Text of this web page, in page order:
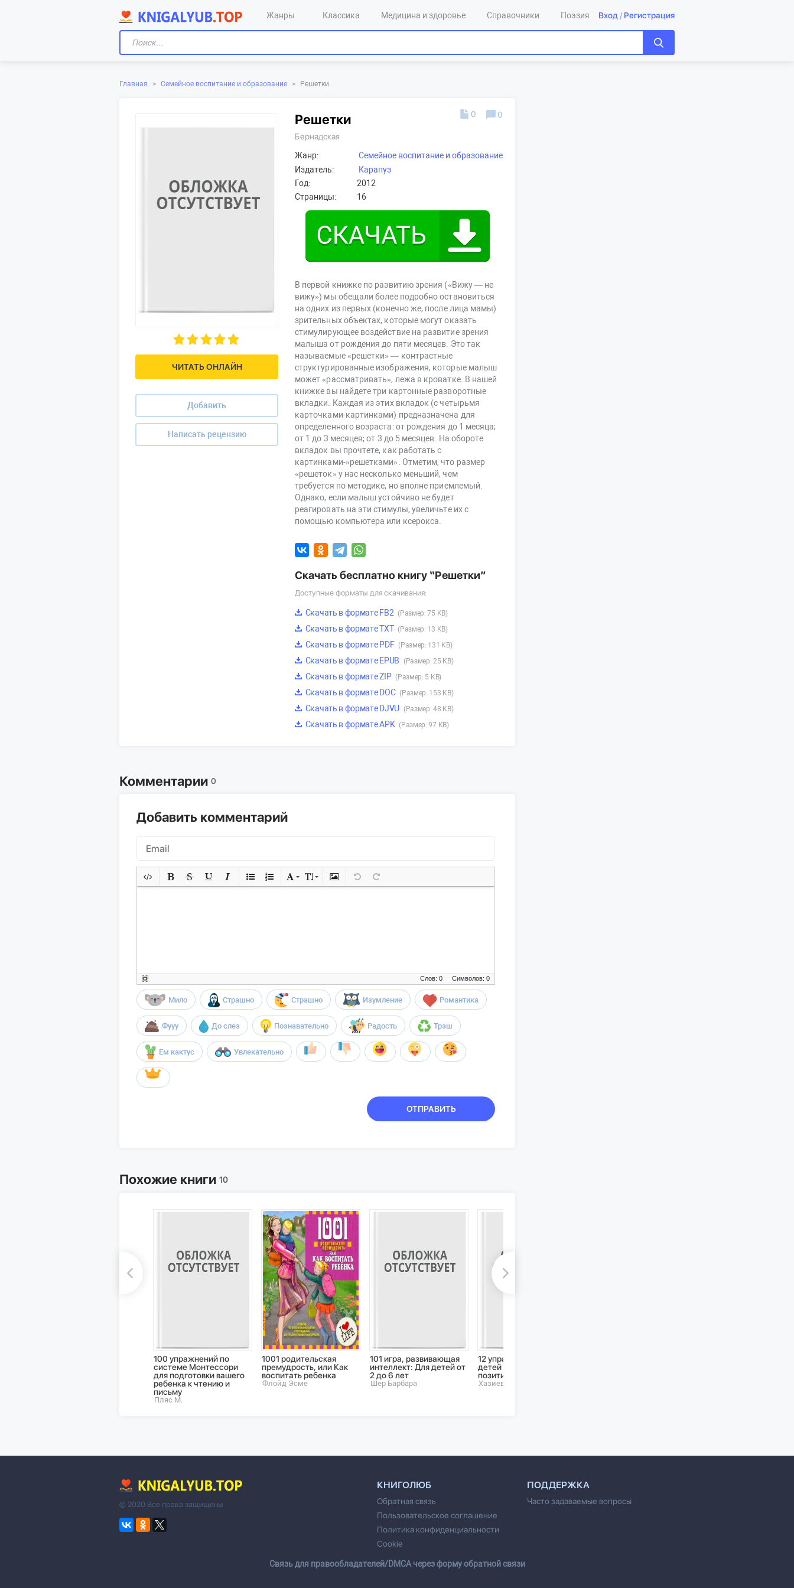
Жанры Классика Медицина и здоровье Справочники Поэзия Вход / Регистрация
Главная > Семейное воспитание и образование > Решетки
ЧИТАТЬ ОНЛАЙН
Добавить
Написать рецензию
Решетки
Бернадская
Жанр:
Семейное воспитание и образование
Издатель:
Карапуз
Год:
2012
Страницы:
16
В первой книжке по развитию зрения («Вижу — не
вижу») мы обещали более подробно остановиться
на одних из первых (конечно же, после лица мамы)
зрительных объектах, которые могут оказать
стимулирующее воздействие на развитие зрения
малыша от рождения до пяти месяцев. Это так
называемые «решетки» — контрастные
структурированные изображения, которые малыш
может «рассматривать», лежа в кроватке. В нашей
книжке вы найдете три картонные разворотные
вкладки. Каждая из этих вкладок (с четырьмя
карточками-картинками) предназначена для
определенного возраста: от рождения до 1 месяца;
от 1 до 3 месяцев; от 3 до 5 месяцев. На обороте
вкладок вы прочтете, как работать с
картинками-»решетками». Отметим, что размер
«решеток» у нас несколько меньший, чем
требуется по методике, но вполне приемлемый.
Однако, если малыш устойчиво не будет
реагировать на эти стимулы, увеличьте их с
помощью компьютера или ксерокса.
0 0
Скачать бесплатно книгу “Решетки”
Доступные форматы для скачивания:
Скачать в формате FB2 (Размер: 75 KB)
Скачать в формате TXT (Размер: 13 KB)
Скачать в формате PDF (Размер: 131 KB)
Скачать в формате EPUB (Размер: 25 KB)
Скачать в формате ZIP (Размер: 5 KB)
Скачать в формате DOC (Размер: 153 KB)
Скачать в формате DJVU (Размер: 48 KB)
Скачать в формате APK (Размер: 97 KB)
Комментарии 0
Добавить комментарий
Символов: 0
Слов: 0
Мило Страшно Страшно Изумление Романтика
Фууу До слез Познавательно Радость Трэш
Ем кактус Увлекательно
ОТПРАВИТЬ
Похожие книги 10
100 упражнений по
системе Монтессори
для подготовки вашего
ребенка к чтению и
письму
Пляс М.
1001 родительская
премудрость, или Как
воспитать ребенка
Флойд Эсме
101 игра, развивающая
интеллект: Для детей от
2 до 6 лет
Шер Барбара
12 упражнений для
детей и родителей для
позитивного настроения
Хазиева Р.К.
КНИГОЛЮБ
Обратная связь
Пользовательское соглашение
Политика конфиденциальности
Cookie
ПОДДЕРЖКА
Часто задаваемые вопросы
© 2020 Все права защищены
Cвязь для правообладателей/DMCA через форму обратной связи